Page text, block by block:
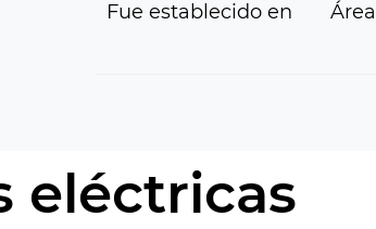
Fue establecido en
eléctricas